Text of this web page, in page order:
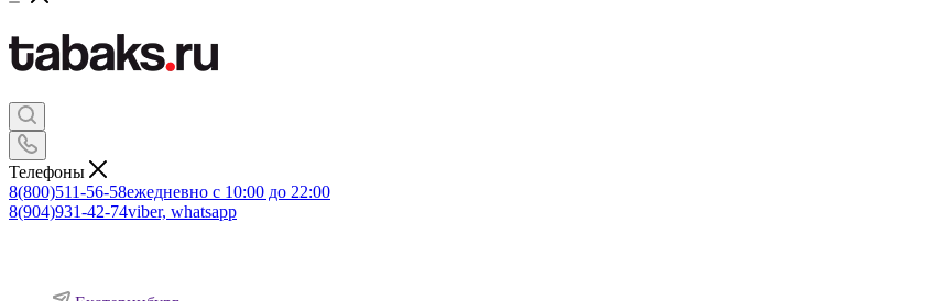
Телефоны
8(800)511-56-58ежедневно с 10:00 до 22:00
8(904)931-42-74viber, whatsapp